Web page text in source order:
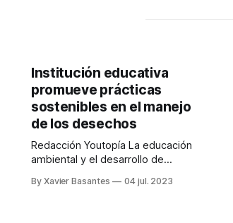
Institución educativa
promueve prácticas
sostenibles en el manejo
de los desechos
Redacción Youtopía La educación
ambiental y el desarrollo de
mejores prácticas de sostenibilidad
By Xavier Basantes 04 jul. 2023